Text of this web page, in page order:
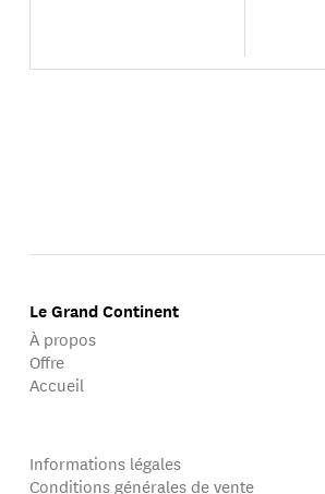
Le Grand Continent
À propos
Offre
Accueil
Informations légales
Conditions générales de vente